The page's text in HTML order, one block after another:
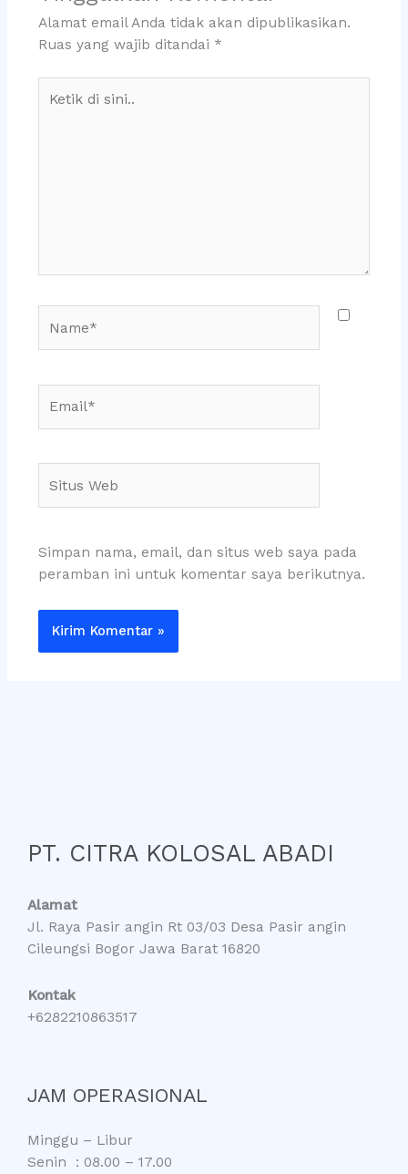
Alamat email Anda tidak akan dipublikasikan.
Ruas yang wajib ditandai *
Web
Simpan nama, email, dan situs web saya pada
peramban ini untuk komentar saya berikutnya.
PT. CITRA KOLOSAL ABADI
Alamat
Jl. Raya Pasir angin Rt 03/03 Desa Pasir angin
Cileungsi Bogor Jawa Barat 16820
Kontak
+6282210863517
JAM OPERASIONAL
Minggu – Libur
Senin : 08.00 – 17.00